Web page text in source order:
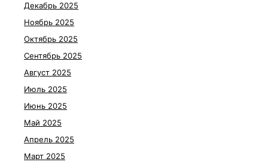
Декабрь 2025
Ноябрь 2025
Октябрь 2025
Сентябрь 2025
Август 2025
Июль 2025
Июнь 2025
Май 2025
Апрель 2025
Март 2025